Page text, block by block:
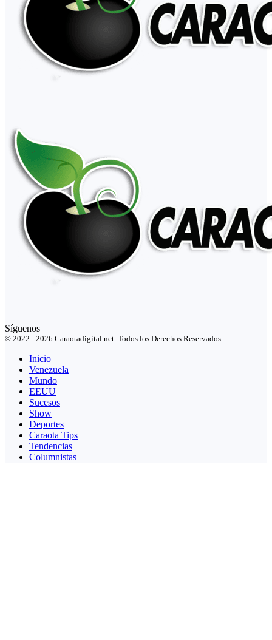
Síguenos
© 2022 - 2026 Caraotadigital.net. Todos los Derechos Reservados.
Inicio
Venezuela
Mundo
EEUU
Sucesos
Show
Deportes
Caraota Tips
Tendencias
Columnistas